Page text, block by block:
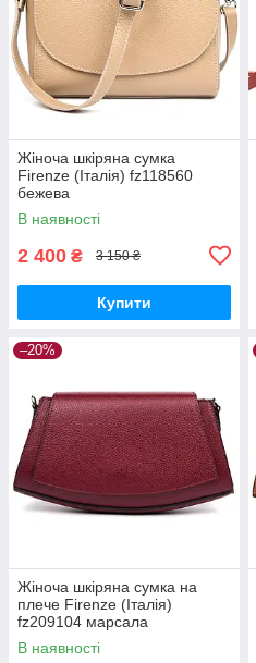
Жіноча шкіряна сумка
Firenze (Італія) fz118560
бежева
В наявності
2 400 ₴ 3 150 ₴
Купити
–20%
Жіноча шкіряна сумка на
плече Firenze (Італія)
fz209104 марсала
В наявності